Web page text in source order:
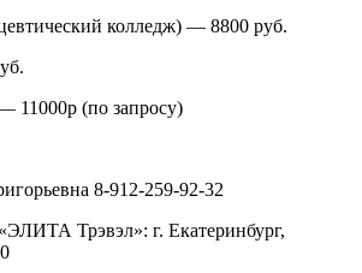
колледж) — 8800 руб.
11000р (по запросу)
8-912-259-92-32
Трэвэл»: г. Екатеринбург,